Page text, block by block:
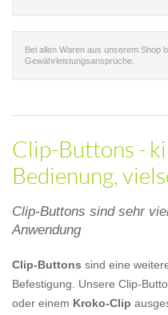
Bei allen Waren aus unserem Shop
Gewährleistungsansprüche.
Clip-Buttons -
Bedienung,
Clip-Buttons sind sehr
Anwendung
Clip-Buttons sind eine
Befestigung. Unsere Clip-
oder einem Kroko-Clip